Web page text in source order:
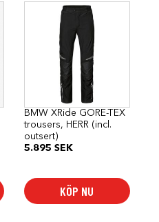
BMW XRide GORE-TEX
trousers, HERR (incl.
outsert)
5.895 SEK
KÖP NU
produkten
varianter.
alternativen
kan
väljas
på
produktsidan